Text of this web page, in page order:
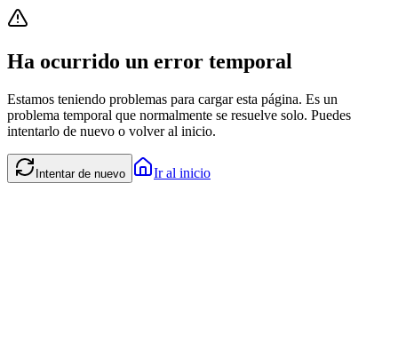
Ha ocurrido un error temporal
Estamos teniendo problemas para cargar esta página. Es un
problema temporal que normalmente se resuelve solo. Puedes
intentarlo de nuevo o volver al inicio.
Intentar de nuevo Ir al inicio